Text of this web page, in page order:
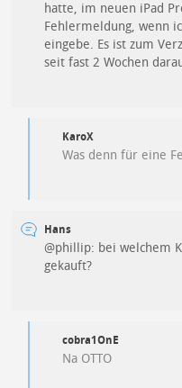
hatte, im neuen iPad
Fehlermeldung, wenn
eingebe. Es ist zum
seit fast 2 Wochen
KaroX
Was denn für eine
Hans
@phillip: bei welchem
gekauft?
cobra1OnE
Na OTTO